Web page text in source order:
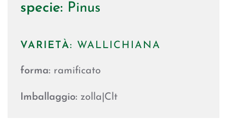
specie: Pinus
VARIETÀ: WALLICHIANA
forma: ramificato
Imballaggio: zolla|Clt